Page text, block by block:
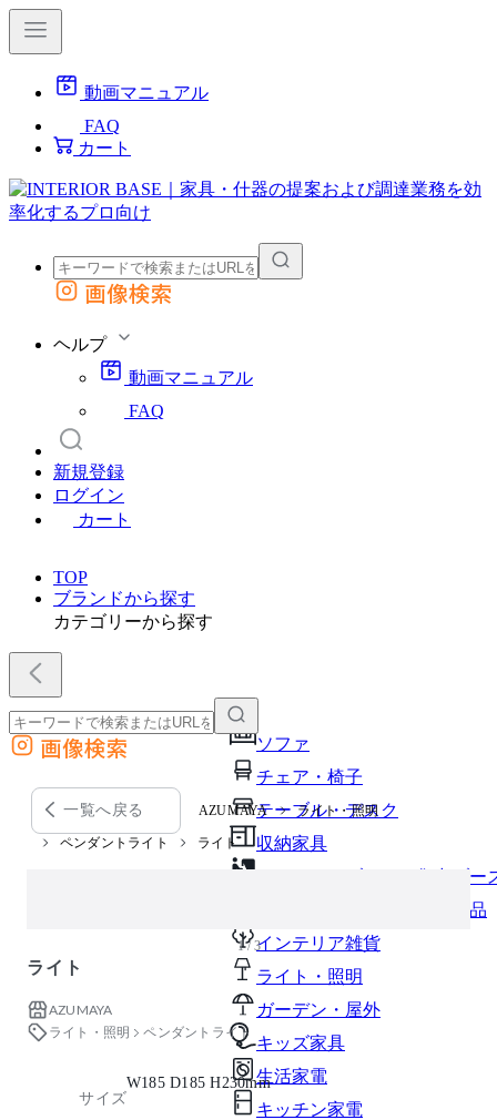
動画マニュアル
FAQ
カート
外部サイトの商品をカートに追加
画像検索
ヘルプ
動画マニュアル
FAQ
新規登録
ログイン
カート
TOP
ブランドから探す
カテゴリーから探す
ソファ
チェア・椅子
テーブル・デスク
収納家具
パーソナルブース・集中ブー
オフィスアクセサリー・備品
インテリア雑貨
ライト・照明
ガーデン・屋外
キッズ家具
生活家電
キッチン家電
外部サイトの商品をカートに追加
他のサイトで見つけた商品ページのURLを貼り付けて、カートに追加できます
画像検索
一覧へ戻る AZUMAYA ライト・照明
ペンダントライト ライト
1 / 3
ライト
AZUMAYA
ライト・照明
ペンダントライト
サイズ
W185 D185 H230mm